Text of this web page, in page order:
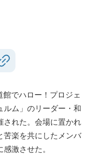
でハロー！プロジェ
ルム」のリーダー・和
された。会場に置かれ
苦楽を共にしたメンバ
激させた。